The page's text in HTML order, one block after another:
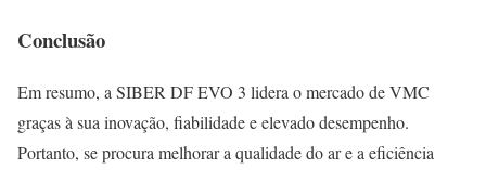
Conclusão
Em resumo, a SIBER DF EVO 3 lidera o mercado de VMC
graças à sua inovação, fiabilidade e elevado desempenho.
Portanto, se procura melhorar a qualidade do ar e a eficiência